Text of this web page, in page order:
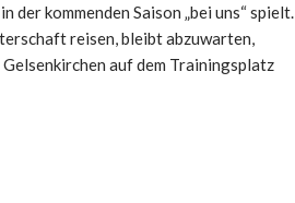
der kommenden Saison „bei uns“ spielt.
reisen, bleibt abzuwarten,
auf dem Trainingsplatz